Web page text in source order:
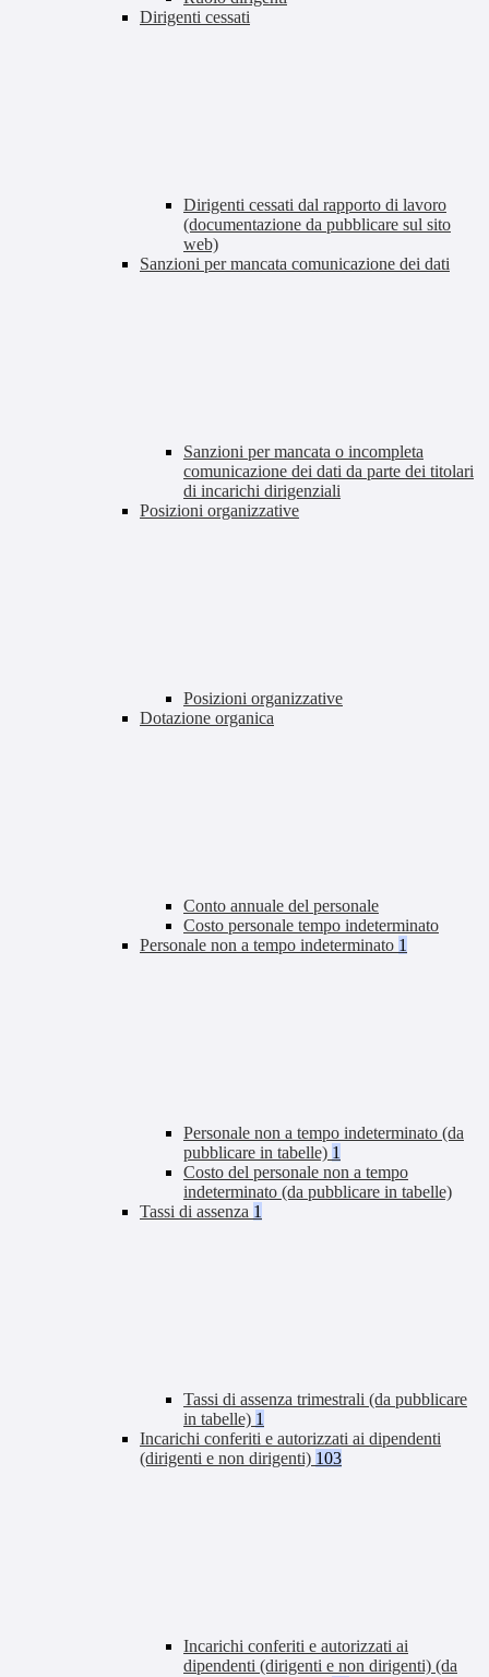
Dirigenti cessati
Dirigenti cessati dal rapporto di lavoro
(documentazione da pubblicare sul sito
web)
Sanzioni per mancata comunicazione dei dati
Sanzioni per mancata o incompleta
comunicazione dei dati da parte dei titolari
di incarichi dirigenziali
Posizioni organizzative
Posizioni organizzative
Dotazione organica
Conto annuale del personale
Costo personale tempo indeterminato
Personale non a tempo indeterminato 1
Personale non a tempo indeterminato (da
pubblicare in tabelle) 1
Costo del personale non a tempo
indeterminato (da pubblicare in tabelle)
Tassi di assenza 1
Tassi di assenza trimestrali (da pubblicare
in tabelle) 1
Incarichi conferiti e autorizzati ai dipendenti
(dirigenti e non dirigenti) 103
Incarichi conferiti e autorizzati ai
dipendenti (dirigenti e non dirigenti) (da